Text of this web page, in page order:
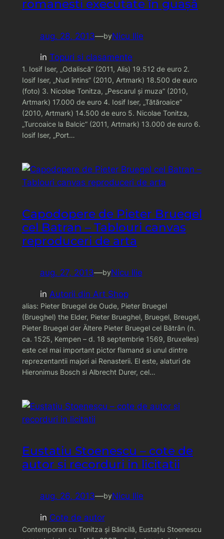
romanesti executate în guaşă
aug. 28, 2013—byNicu Ilie
in Topuri si clasamente
1. Iosif Iser, „Odaliscă” (2011, Alis) 19.512 de euro 2.
Iosif Iser, „Nud întins” (2010, Artmark) 18.500 de euro
(foto) 3. Nicolae Tonitza, „Pescarul şi muza” (2010,
Artmark) 17.000 de euro 4. Iosif Iser, „Tătăroaice”
(2010, Artmark) 14.500 de euro 5. Nicolae Tonitza,
„Turcoaice la Balcic” (2011, Artmark) 13.000 de euro 6.
Iosif Iser, „Port…
Capodopere de Pieter Bruegel
cel Batran – Tablouri canvas
reproduceri de arta
aug. 27, 2013—byNicu Ilie
in Autorii din Art Shop
alias: Pieter Bruegel de Oude, Pieter Bruegel
(Brueghel) the Elder, Pieter Brueghel, Bruegel, Breugel,
Pieter Bruegel der Ältere Pieter Bruegel cel Bătrân (n.
ca. 1525, Kempen – d. 18 septembrie 1569, Bruxelles)
este cel mai important pictor flamand si unul dintre
reprezentantii majori ai Renasterii. El este, alaturi de
Hieronimus Bosch si Albrecht Durer, cel…
Eustatiu Stoenescu – cote de
autor si recorduri in licitatii
aug. 26, 2013—byNicu Ilie
in Cote de autor
Contemporan cu Tonitza şi Băncilă, Eustaţiu Stoenescu